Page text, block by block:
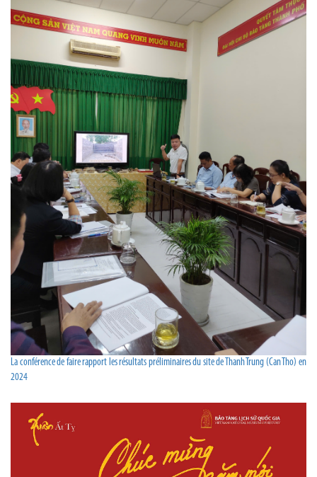
La conférence de faire rapport les résultats préliminaires du site de Thanh Trung (Can Tho) en
2024